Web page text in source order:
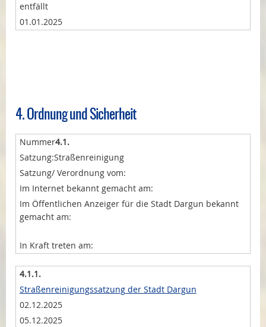
entfällt
01.01.2025
4. Ordnung und Sicherheit
4.1.
Straßenreinigung
4.1.1.
Straßenreinigungssatzung der Stadt Dargun
02.12.2025
05.12.2025